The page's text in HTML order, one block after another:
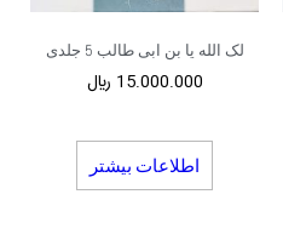
لک الله یا بن ابی طالب 5 جلدی
15.000.000 ﷼
اطلاعات بیشتر